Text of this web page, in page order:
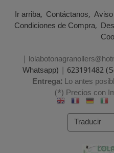
Ir arriba Contáctanos
Condiciones de Compra
|
Whatsapp) | 623191482
Entrega:Lo antes
(*) Precios con